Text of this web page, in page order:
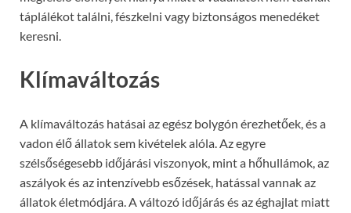
táplálékot találni, fészkelni vagy biztonságos menedéket
keresni.
Klímaváltozás
A klímaváltozás hatásai az egész bolygón érezhetőek, és a
vadon élő állatok sem kivételek alóla. Az egyre
szélsőségesebb időjárási viszonyok, mint a hőhullámok, az
aszályok és az intenzívebb esőzések, hatással vannak az
állatok életmódjára. A változó időjárás és az éghajlat miatt